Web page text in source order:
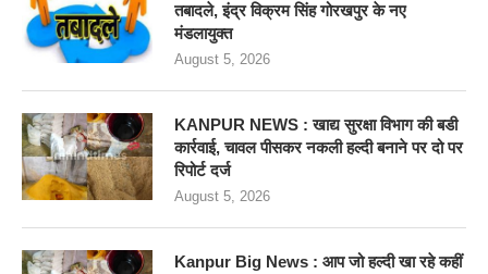
तबादले, इंद्र विक्रम सिंह गोरखपुर के नए
मंडलायुक्त
August 5, 2026
KANPUR NEWS : खाद्य सुरक्षा विभाग की बडी
कार्रवाई, चावल पीसकर नकली हल्दी बनाने पर दो पर
रिपोर्ट दर्ज
August 5, 2026
Kanpur Big News : आप जो हल्दी खा रहे कहीं